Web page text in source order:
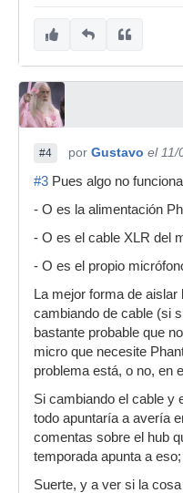
#4 por Gustavo el 11/
#3 Pues algo no
- O es la alimentación
- O es el cable XLR del
- O es el propio
La mejor forma de
cambiando de cable (si
bastante probable que
micro que necesite
problema está, o no, en
Si cambiando el cable y
todo apuntaría a avería
comentas sobre el hub
temporada apunta a
Suerte, y a ver si la